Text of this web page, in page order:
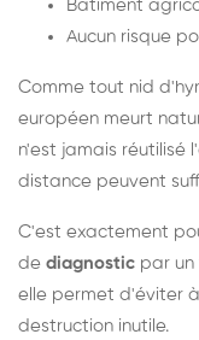
Bâtiment
Aucun risque
Comme tout nid
européen meurt
n'est jamais réutilisé
distance peuvent
C'est exactement
de diagnostic par un
elle permet d'éviter
destruction inutile.